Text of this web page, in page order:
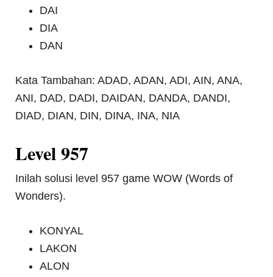
DAI
DIA
DAN
Kata Tambahan: ADAD, ADAN, ADI, AIN, ANA,
ANI, DAD, DADI, DAIDAN, DANDA, DANDI,
DIAD, DIAN, DIN, DINA, INA, NIA
Level 957
Inilah solusi level 957 game WOW (Words of
Wonders).
KONYAL
LAKON
ALON